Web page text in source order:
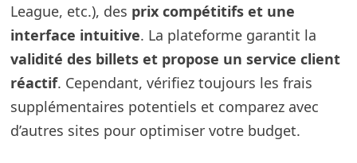
League, etc.), des prix compétitifs et une
interface intuitive. La plateforme garantit la
validité des billets et propose un service client
réactif. Cependant, vérifiez toujours les frais
supplémentaires potentiels et comparez avec
d’autres sites pour optimiser votre budget.